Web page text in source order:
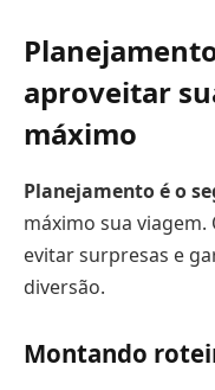
aproveitar
máximo
Planejamento é o
máximo sua viagem.
evitar surpresas e
diversão.
Montando